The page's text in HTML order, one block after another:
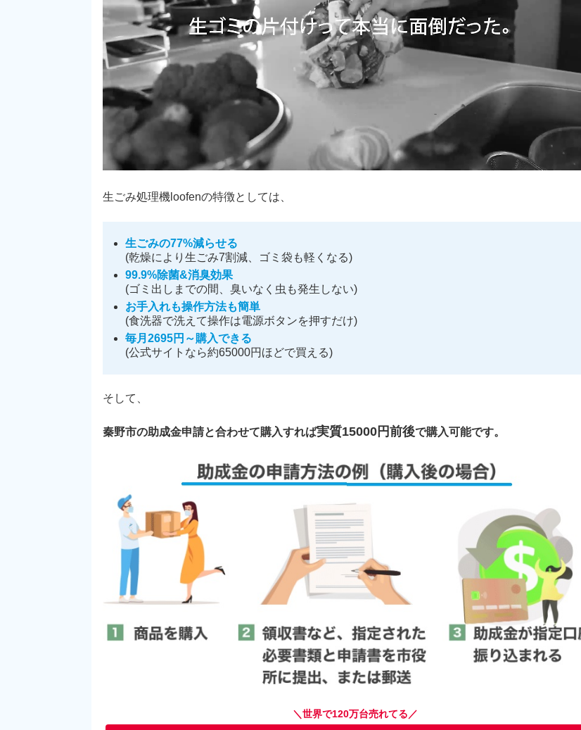
生ごみ処理機loofenの特徴としては、
生ごみの77%減らせる
(乾燥により生ごみ7割減、ゴミ袋も軽くなる)
99.9%除菌&消臭効果
(ゴミ出しまでの間、臭いなく虫も発生しない)
お手入れも操作方法も簡単
(食洗器で洗えて操作は電源ボタンを押すだけ)
毎月2695円～購入できる
(公式サイトなら約65000円ほどで買える)
そして、
秦野市の助成金申請と合わせて購入すれば実質15000円前後で購入可能です。
＼世界で120万台売れてる／